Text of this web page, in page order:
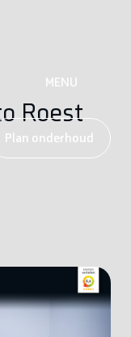
Plan onderhoud
MENU
Roest